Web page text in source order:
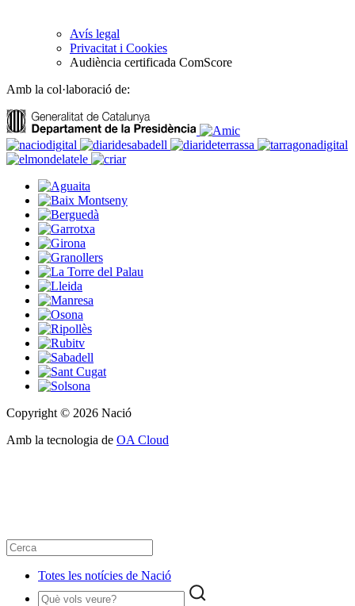
Avís legal
Privacitat i Cookies
Audiència certificada ComScore
Amb la col·laboració de:
Copyright © 2026 Nació
Amb la tecnologia de OA Cloud
Totes les notícies de Nació